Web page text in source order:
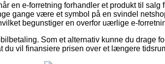
en e-forretning forhandler et produkt til salg
gange være et symbol på en svindel
begunstiger en overfor uærlige e-
Som et alternativ kunne du drage
du vil finansiere prisen over et længere